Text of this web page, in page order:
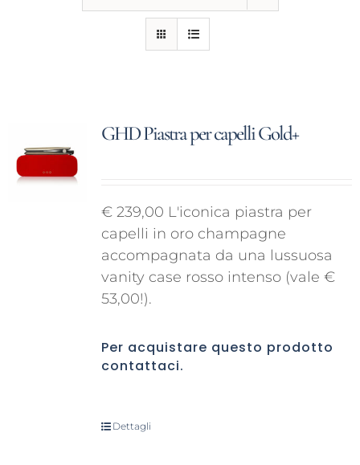
GHD Piastra per capelli Gold+
€ 239,00 L'iconica piastra per
capelli in oro champagne
accompagnata da una lussuosa
vanity case rosso intenso (vale €
53,00!).
Per acquistare questo prodotto
contattaci.
Dettagli